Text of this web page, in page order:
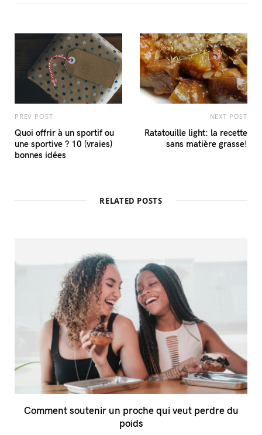
PREV POST
Quoi offrir à un sportif ou
une sportive ? 10 (vraies)
bonnes idées
NEXT POST
Ratatouille light: la recette
sans matière grasse!
RELATED POSTS
Comment soutenir un proche qui veut perdre du
poids